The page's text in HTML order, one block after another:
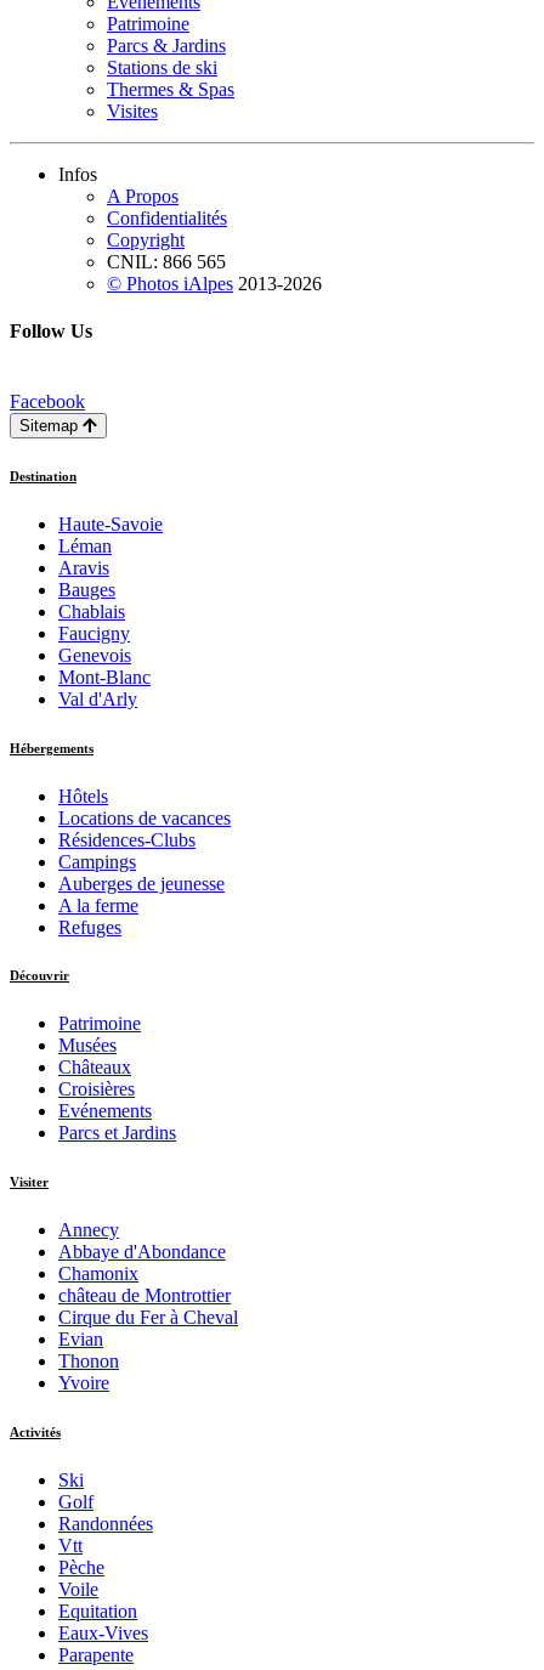
Patrimoine
Parcs & Jardins
Stations de ski
Thermes & Spas
Visites
Infos
A Propos
Confidentialités
Copyright
CNIL: 866 565
© Photos iAlpes 2013-2026
Follow Us
Facebook
Sitemap
Destination
Haute-Savoie
Léman
Aravis
Bauges
Chablais
Faucigny
Genevois
Mont-Blanc
Val d'Arly
Hébergements
Hôtels
Locations de vacances
Résidences-Clubs
Campings
Auberges de jeunesse
A la ferme
Refuges
Découvrir
Patrimoine
Musées
Châteaux
Croisières
Evénements
Parcs et Jardins
Visiter
Annecy
Abbaye d'Abondance
Chamonix
château de Montrottier
Cirque du Fer à Cheval
Evian
Thonon
Yvoire
Activités
Ski
Golf
Randonnées
Vtt
Pèche
Voile
Equitation
Eaux-Vives
Parapente